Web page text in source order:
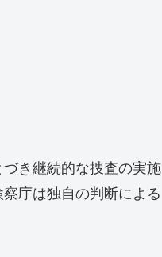
き継続的な捜査の実施
庁は独自の判断による